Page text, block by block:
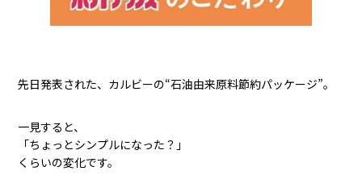
先日発表された、カルビーの“石油由来原料節約パッケージ”。
一見すると、
「ちょっとシンプルになった？」
くらいの変化です。